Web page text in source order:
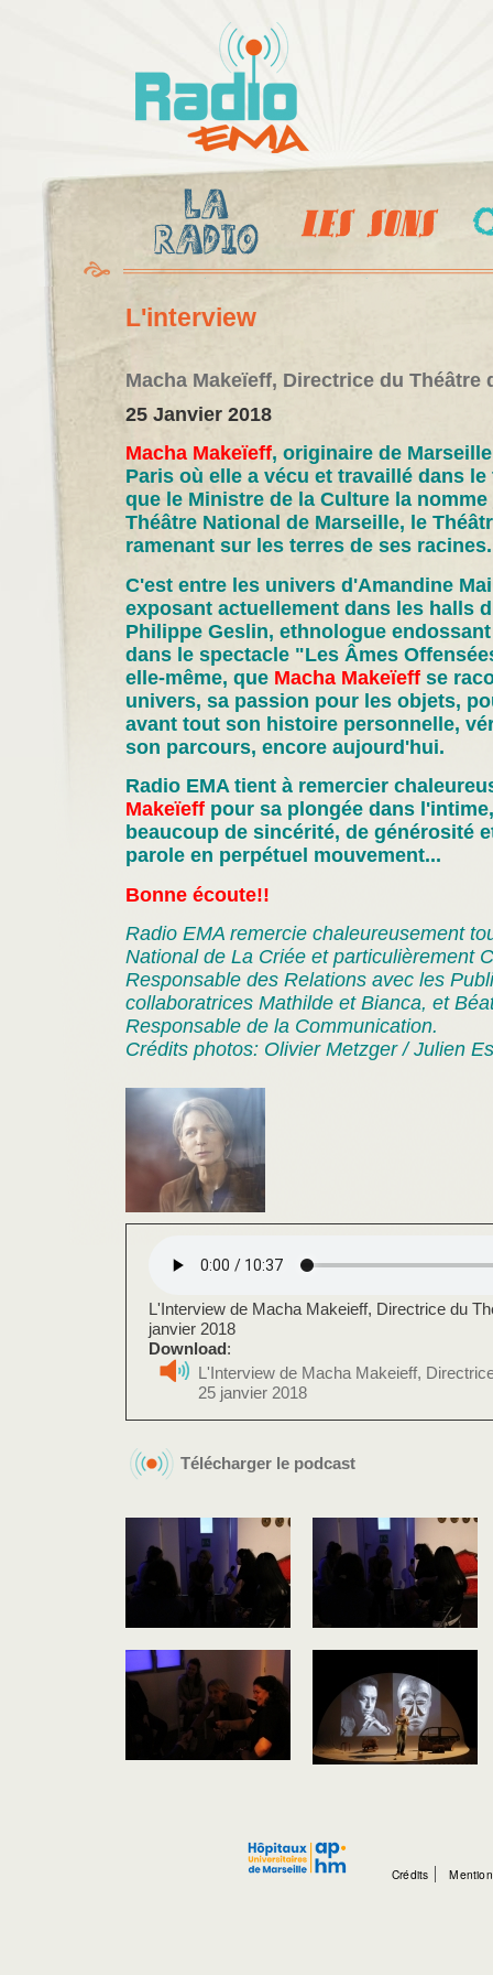
L'interview
Macha Makeïeff, Directrice du Théâtre
25 Janvier 2018
Macha Makeïeff, originaire de
Paris où elle a vécu et travaillé dans
que le Ministre de la Culture la
Théâtre National de Marseille, le
ramenant sur les terres de ses racines.
C'est entre les univers d'Amandine
exposant actuellement dans les halls
Philippe Geslin, ethnologue
dans le spectacle "Les Âmes
elle-même, que Macha Makeïeff se
univers, sa passion pour les objets,
avant tout son histoire personnelle,
son parcours, encore aujourd'hui.
Radio EMA tient à remercier
Makeïeff pour sa plongée dans
beaucoup de sincérité, de générosité
parole en perpétuel mouvement...
Bonne écoute!!
Radio EMA remercie chaleureusement
National de La Criée et particulièrement
Responsable des Relations avec les
collaboratrices Mathilde et Bianca, et
Responsable de la Communication.
Crédits photos: Olivier Metzger / Julien
L'Interview de Macha Makeieff, Directrice du
janvier 2018
Download:
L'Interview de Macha Makeieff,
25 janvier 2018
Télécharger le podcast
Crédits